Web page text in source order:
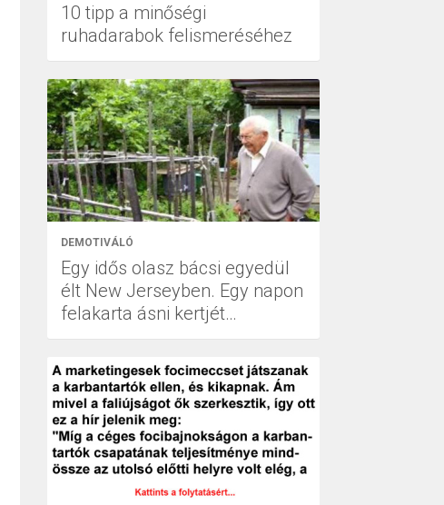
10 tipp a minőségi
ruhadarabok felismeréséhez
DEMOTIVÁLÓ
Egy idős olasz bácsi egyedül
élt New Jerseyben. Egy napon
felakarta ásni kertjét…